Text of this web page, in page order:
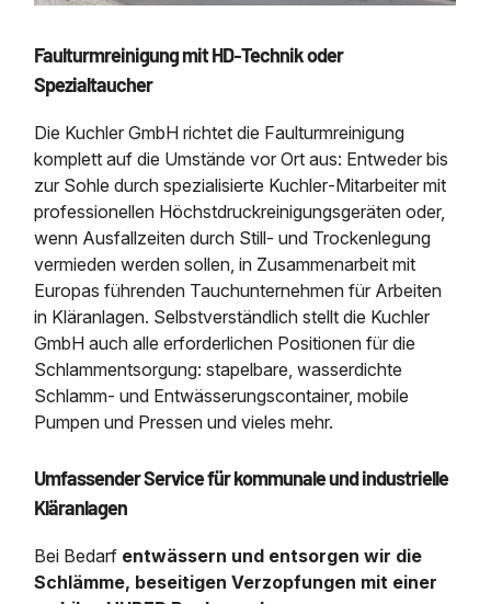
Faulturmreinigung mit HD‐Technik oder
Spezialtaucher
Die Kuchler GmbH richtet die Faulturmreinigung
komplett auf die Um­stände vor Ort aus­: Ent­weder bis
zur Sohle durch spezia­li­sierte Kuchler‐Mitar­beiter mit
professionellen Höchst­druck­reinigungs­geräten oder,
wenn Ausfallzeiten durch Still- und Trockenlegung
vermieden werden sollen, in Zusam­men­arbeit mit
Europas führen­den Tauch­unter­nehmen für Arbeiten
in Kläranlagen. Selbst­ver­ständ­lich stellt die Kuchler
GmbH auch alle erfor­der­lichen Posi­tionen für die
Schlamm­entsorgung: stapelbare, wasser­dichte
Schlamm‐ und Ent­wäs­serungs­con­tainer, mobile
Pumpen und Pressen und vieles mehr.
Umfassender Service für kom­mu­na­le und industrielle
Klär­anlagen
Bei Bedarf entwässern und entsorgen wir die
Schlämme, beseitigen Verzopfungen mit einer